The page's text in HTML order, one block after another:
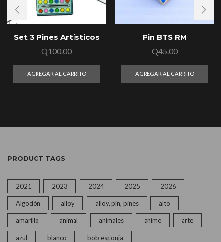
Set 3 Pines Artísticos
Q100.00
AGREGAR AL CARRITO
Pin BTS RM
Q45.00
AGREGAR AL CARRITO
PRODUCT TAGS
2021 2023 2024 2025 2026
Algodón alloy alloy, pin, pines alto
amarillo animal animales anime arte
azul blanco bob esponja